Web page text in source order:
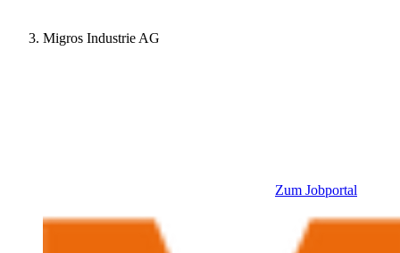
Migros Industrie AG
Zum Jobportal